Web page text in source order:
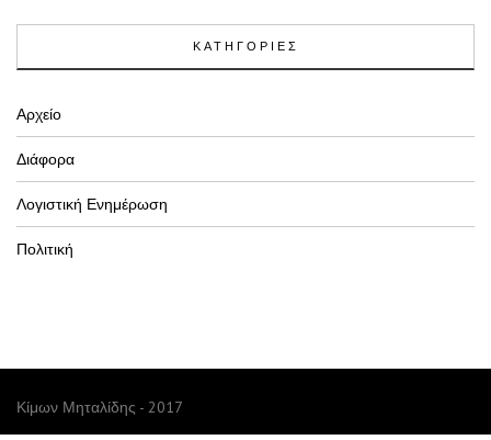
ΚΑΤΗΓΟΡΙΕΣ
Αρχείο
Διάφορα
Λογιστική Ενημέρωση
Πολιτική
Κίμων Μηταλίδης - 2017